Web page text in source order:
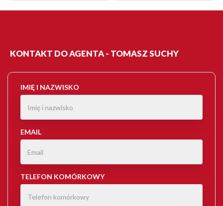
KONTAKT DO AGENTA - TOMASZ SUCHY
IMIĘ I NAZWISKO
EMAIL
TELEFON KOMÓRKOWY